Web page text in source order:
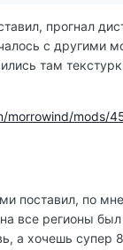
прогнал
с другими
там
morrowind/mods/
поставил, по
все регионы
а хочешь супер